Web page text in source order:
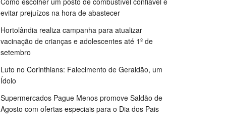
evitar prejuízos na hora de abastecer
Hortolândia realiza campanha para atualizar
vacinação de crianças e adolescentes até 1º de
setembro
Luto no Corinthians: Falecimento de Geraldão, um
Ídolo
Supermercados Pague Menos promove Saldão de
Agosto com ofertas especiais para o Dia dos Pais